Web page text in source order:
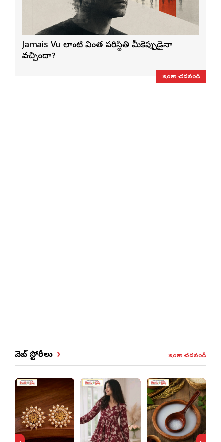
Jamais Vu లాంటి వింత పరిస్థితి మీకెప్పుడైనా
వచ్చిందా?
ఇంకా చదవండి
వెబ్ స్టోరీలు ఇంకా చదవండి